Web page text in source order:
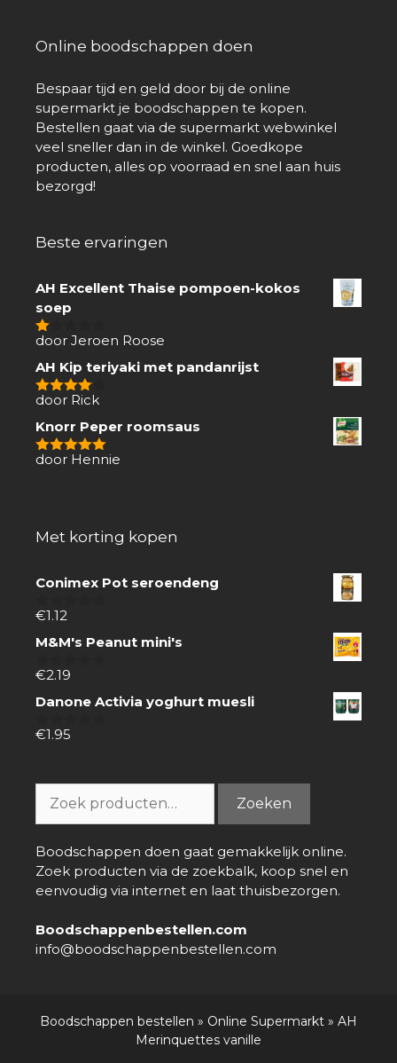
Online boodschappen doen
Bespaar tijd en geld door bij de online
supermarkt je boodschappen te kopen.
Bestellen gaat via de supermarkt webwinkel
veel sneller dan in de winkel. Goedkope
producten, alles op voorraad en snel aan huis
bezorgd!
Beste ervaringen
AH Excellent Thaise pompoen-kokos
soep
1
5
door Jeroen Roose
AH Kip teriyaki met pandanrijst
4van 5
door Rick
Knorr Peper roomsaus
5van 5
door Hennie
Met korting kopen
Conimex Pot seroendeng
0
5
€1.12
M&M's Peanut mini's
0
5
€2.19
Danone Activia yoghurt muesli
0
€1.95
naar:
Zoeken
Boodschappen doen gaat gemakkelijk online.
Zoek producten via de zoekbalk, koop snel en
eenvoudig via internet en laat thuisbezorgen.
Boodschappenbestellen.com
info@boodschappenbestellen.com
Boodschappen bestellen » Online Supermarkt » AH
Merinquettes vanille